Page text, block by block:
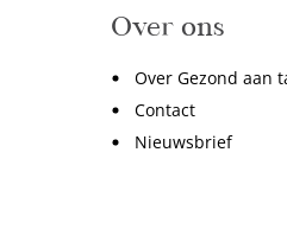
Over ons
Over Gezond aan
Contact
Nieuwsbrief